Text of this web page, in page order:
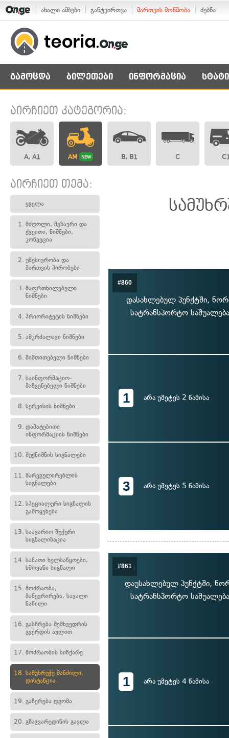
ახალი ამბები განტვირთვა მართვის მოწმობა ძებნა
გამოცდა ბილეთები ინფორმაცია
აირჩიეთ კატეგორია:
A, A1 AM NEW B, B1 C
აირჩიეთ თემა:
ყველა
1. მძღოლი, მგზავრი და
ქვეითი, ნიშნები,
კონვეცია
2. უწესივრობა და
მართვის პირობები
3. მაფრთხილებელი
ნიშნები
4. პრიორიტეტის ნიშნები
5. ამკრძალავი ნიშნები
6. მიმთითებელი ნიშნები
7. საინფორმაციო-
მაჩვენებელი ნიშნები
8. სერვისის ნიშნები
9. დამატებითი
ინფორმაციის ნიშნები
10. შუქნიშნის სიგნალები
11. მარეგულირებლის
სიგნალები
12. სპეციალური სიგნალის
გამოყენება
13. საავარიო შუქური
სიგნალიზაცია
14. სანათი ხელსაწყოები,
ხმოვანი სიგნალი
15. მოძრაობა,
მანევრირება, სავალი
ნაწილი
16. გასწრება შემხვედრის
გვერდის ავლით
17. მოძრაობის სიჩქარე
18. სამუხრუჭე მანძილი,
დისტანცია
19. გაჩერება დგომა
20. გზაჯვარედინის გავლა
#860
დასახლებულ პუნქტში,
სატრანსპორტო
1 არა უმეტეს 2 წამისა
3 არა უმეტეს 5 წამისა
#861
დაუსახლებულ პუნქტში,
სატრანსპორტო
1 არა უმეტეს 4 წამისა